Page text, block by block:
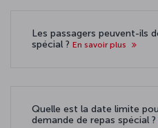
Les passagers peuvent-ils
spécial ? En savoir plus
Quelle est la date limite
demande de repas spécial ?